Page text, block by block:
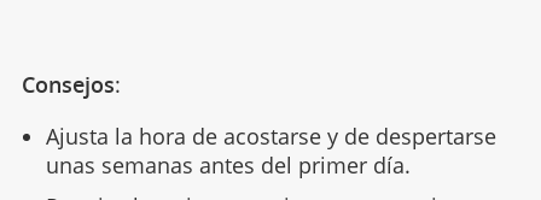
Consejos:
Ajusta la hora de acostarse y de despertarse
unas semanas antes del primer día.